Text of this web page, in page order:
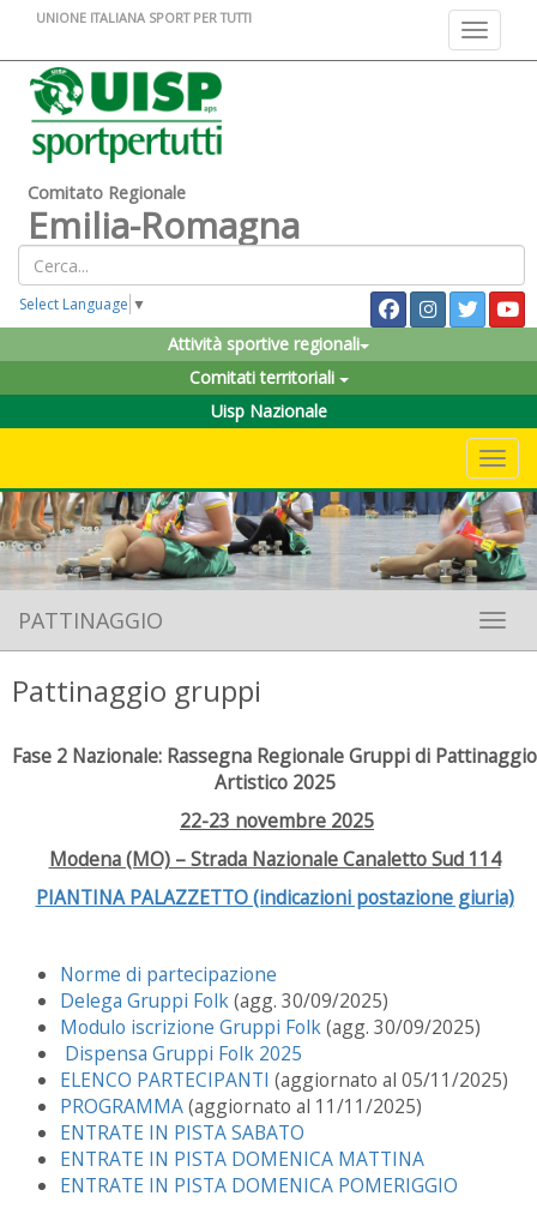
Toggle
UNIONE ITALIANA SPORT PER TUTTI
Comitato Regionale
Emilia-Romagna
Select Language ▼
Attività sportive regionali
Comitati territoriali
Uisp Nazionale
PATTINAGGIO
Pattinaggio gruppi
Fase 2 Nazionale: Rassegna Regionale Gruppi di Pattinaggio
Artistico 2025
22-23 novembre 2025
Modena (MO) – Strada Nazionale Canaletto Sud 114
PIANTINA PALAZZETTO (indicazioni postazione giuria)
Norme di partecipazione
Delega Gruppi Folk(agg. 30/09/2025)
Modulo iscrizione Gruppi Folk(agg. 30/09/2025)
Dispensa Gruppi Folk 2025
ELENCO PARTECIPANTI (aggiornato al 05/11/2025)
PROGRAMMA(aggiornato al 11/11/2025)
ENTRATE IN PISTA SABATO
ENTRATE IN PISTA DOMENICA MATTINA
ENTRATE IN PISTA DOMENICA POMERIGGIO